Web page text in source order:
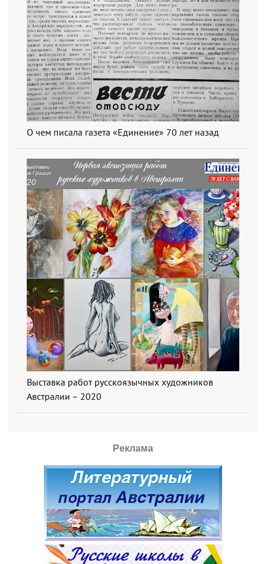
О чем писала газета «Единение» 70 лет назад
Выставка работ русскоязычных художников
Австралии – 2020
Реклама